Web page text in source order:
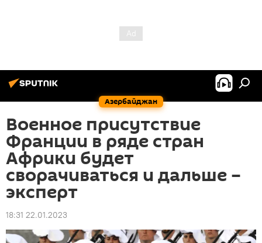
Азербайджан
Военное присутствие
Франции в ряде стран
Африки будет
сворачиваться и дальше –
эксперт
18:31 22.01.2023